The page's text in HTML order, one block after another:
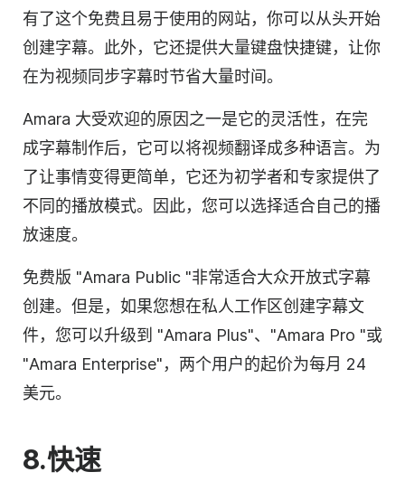
有了这个免费且易于使用的网站，你可以从头开始
创建字幕。此外，它还提供大量键盘快捷键，让你
在为视频同步字幕时节省大量时间。
Amara 大受欢迎的原因之一是它的灵活性，在完
成字幕制作后，它可以将视频翻译成多种语言。为
了让事情变得更简单，它还为初学者和专家提供了
不同的播放模式。因此，您可以选择适合自己的播
放速度。
免费版 "Amara Public "非常适合大众开放式字幕
创建。但是，如果您想在私人工作区创建字幕文
件，您可以升级到 "Amara Plus"、"Amara Pro "或
"Amara Enterprise"，两个用户的起价为每月 24
美元。
8.快速